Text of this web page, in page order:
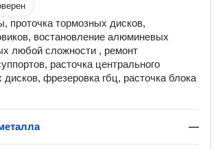
проточка тормозных дисков,
востановление алюминевых
любой сложности , ремонт
расточка центрального
дисков, фрезеровка гбц, расточка блока
—